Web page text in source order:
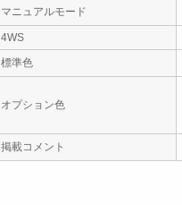
マニュアルモード
4WS
標準色
オプション色
掲載コメント